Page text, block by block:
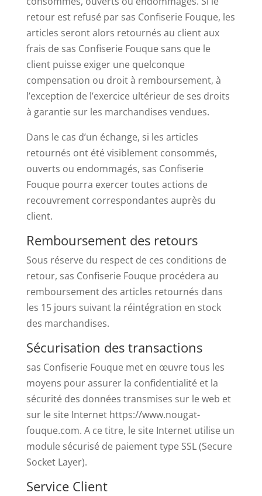
retour est refusé par sas Confiserie Fouque, les
articles seront alors retournés au client aux
frais de sas Confiserie Fouque sans que le
client puisse exiger une quelconque
compensation ou droit à remboursement, à
l’exception de l’exercice ultérieur de ses droits
à garantie sur les marchandises vendues.
Dans le cas d’un échange, si les articles
retournés ont été visiblement consommés,
ouverts ou endommagés, sas Confiserie
Fouque pourra exercer toutes actions de
recouvrement correspondantes auprès du
client.
Remboursement des retours
Sous réserve du respect de ces conditions de
retour, sas Confiserie Fouque procédera au
remboursement des articles retournés dans
les 15 jours suivant la réintégration en stock
des marchandises.
Sécurisation des transactions
sas Confiserie Fouque met en œuvre tous les
moyens pour assurer la confidentialité et la
sécurité des données transmises sur le web et
sur le site Internet https://www.nougat-
fouque.com. A ce titre, le site Internet utilise un
module sécurisé de paiement type SSL (Secure
Socket Layer).
Service Client